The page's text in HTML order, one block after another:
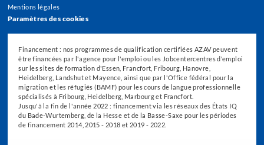
Mentions légales
Paramètres des cookies
Financement : nos programmes de qualification certifiées AZAV peuvent
être financées par l'agence pour l'emploi ou les Jobcentercentres d'emploi
sur les sites de formation d'Essen, Francfort, Fribourg, Hanovre,
Heidelberg, Landshut et Mayence, ainsi que par l'Office fédéral pour la
migration et les réfugiés (BAMF) pour les cours de langue professionnelle
spécialisés à Fribourg, Heidelberg, Marbourg et Francfort.
Jusqu'à la fin de l'année 2022 : financement via les réseaux des États IQ
du Bade-Wurtemberg, de la Hesse et de la Basse-Saxe pour les périodes
de financement 2014, 2015 - 2018 et 2019 - 2022.